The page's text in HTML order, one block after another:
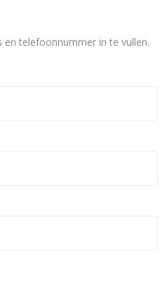
telefoonnummer in te vullen.